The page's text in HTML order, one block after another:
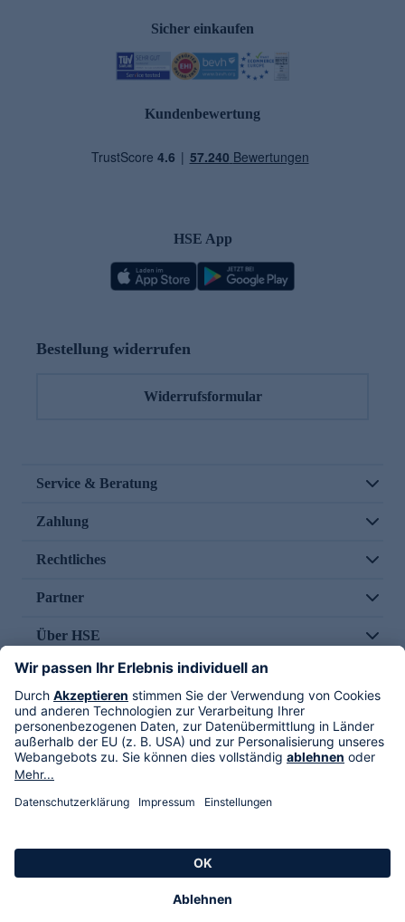
Sicher einkaufen
Kundenbewertung
HSE App
Bestellung widerrufen
Widerrufsformular
Service & Beratung
Zahlung
Rechtliches
Partner
Über HSE
Im TV
HSE International